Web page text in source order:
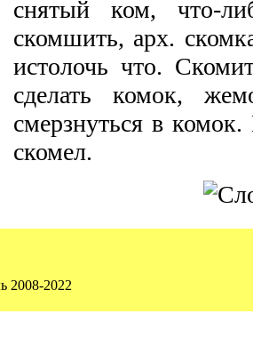
снятый ком, что-
скомшить, арх.
истолочь что.
сделать комок,
смерзнуться в
скомел.
2008-2022